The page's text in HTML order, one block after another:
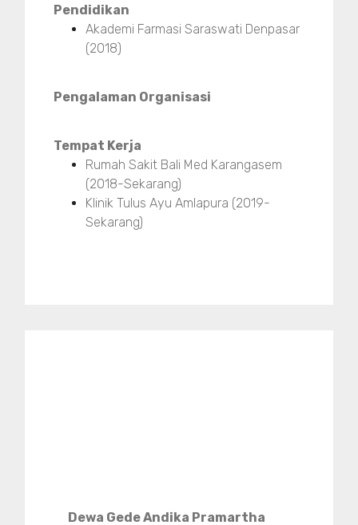
Pendidikan
Akademi Farmasi Saraswati Denpasar
(2018)
Pengalaman Organisasi
Tempat Kerja
Rumah Sakit Bali Med Karangasem
(2018-Sekarang)
Klinik Tulus Ayu Amlapura (2019-
Sekarang)
Dewa Gede Andika Pramartha